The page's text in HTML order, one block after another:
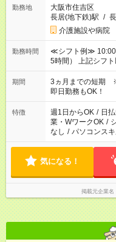
勤務地
大阪市住吉区
長居(地下鉄)駅 /
介護施設や病院
勤務時間
≪シフト例≫ 10:00
5時間） 上記シフト以外にも、早朝や深夜など希望の時間帯お聞
かせください！ 事
心ください！
期間
3ヵ月までの短期
即日勤務もOK！
特徴 週1日からOK / 日
業・WワークOK /
なし / パソコンス
気になる！
掲載元企業名